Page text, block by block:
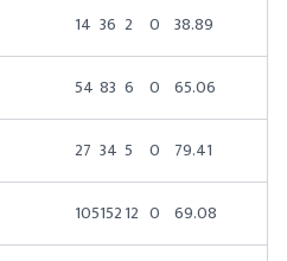
14 36 2 0 38.89
54 83 6 0 65.06
27 34 5 0
79.41
10515212 0 69.08